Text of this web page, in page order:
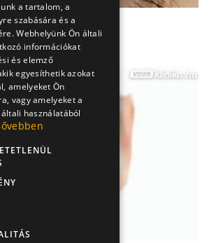
nap után
a tartalom, a
szabására és a
Webhelyünk Ön általi
információkat
és elemző
egyesíthetik azokat
amelyeket Ön
vagy amelyeket a
használatából